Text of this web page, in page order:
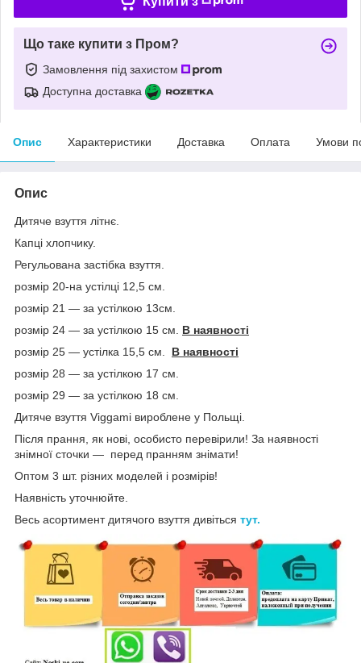
Що таке купити з Пром?
Замовлення під захистом
Доступна доставка
Опис Характеристики Доставка Оплата Умови
Опис
Дитяче взуття літнє.
Капці хлопчику.
Регульована застібка взуття.
розмір 20-на устілці 12,5 см.
розмір 21 ― за устілкою 13см.
розмір 24 — за устілкою 15 см. В наявності
розмір 25 — устілка 15,5 см. В наявності
розмір 28 — за устілкою 17 см.
розмір 29 — за устілкою 18 см.
Дитяче взуття Viggami вироблене у Польщі.
Після прання, як нові, особисто перевірили! За наявності
знімної сточки — перед пранням знімати!
Оптом 3 шт. різних моделей і розмірів!
Наявність уточнюйте.
Весь асортимент дитячого взуття дивіться тут.